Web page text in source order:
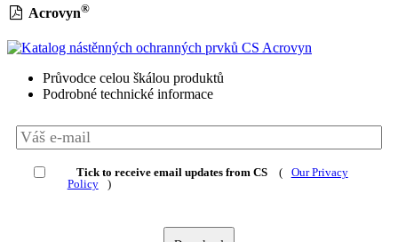
Acrovyn®
Průvodce celou škálou produktů
Podrobné technické informace
Tick to receive email updates from CS (
Our Privacy
Policy
)